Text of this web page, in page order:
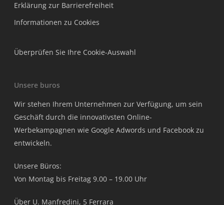
Erklärung zur Barrierefreiheit
Informationen zu Cookies
Überprüfen Sie Ihre Cookie-Auswahl
Unsere buros
Wir stehen Ihrem Unternehmen zur Verfügung, um sein
Geschäft durch die innovativsten Online-
Werbekampagnen wie Google Adwords und Facebook zu
entwickeln.
Unsere Büros:
Von Montag bis Freitag 9.00 – 19.00 Uhr
Über U. Manfredini, 5 Ferrara